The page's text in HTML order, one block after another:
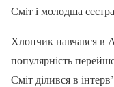
Сміт і молодша
Хлопчик навчався в
популярність
Сміт ділився в